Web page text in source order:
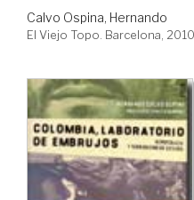
Calvo Ospina, Hernando
El Viejo Topo. Barcelona, 2010